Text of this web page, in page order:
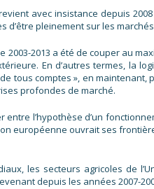
avec insistance depuis
pleinement sur les marchés
2013 a été de couper au
En d’autres termes, la
tous comptes », en
profondes de marché.
entre l’hypothèse d’un
européenne ouvrait ses
les secteurs agricoles de
depuis les années 2007-